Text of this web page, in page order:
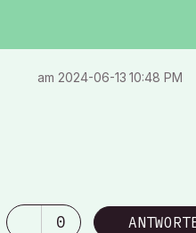
am ‎2024-06-13 10:48 PM
0